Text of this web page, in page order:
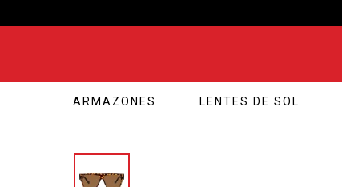
ARMAZONES LENTES DE SOL